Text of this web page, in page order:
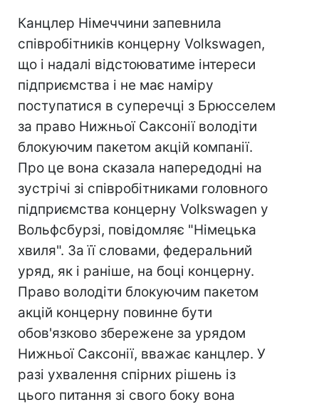
Канцлер Німеччини запевнила
співробітників концерну Volkswagen,
що і надалі відстоюватиме інтереси
підприємства і не має наміру
поступатися в суперечці з Брюсселем
за право Нижньої Саксонії володіти
блокуючим пакетом акцій компанії.
Про це вона сказала напередодні на
зустрічі зі співробітниками головного
підприємства концерну Volkswagen у
Вольфсбурзі, повідомляє "Німецька
хвиля". За її словами, федеральний
уряд, як і раніше, на боці концерну.
Право володіти блокуючим пакетом
акцій концерну повинне бути
обов'язково збережене за урядом
Нижньої Саксонії, вважає канцлер. У
разі ухвалення спірних рішень із
цього питання зі свого боку вона